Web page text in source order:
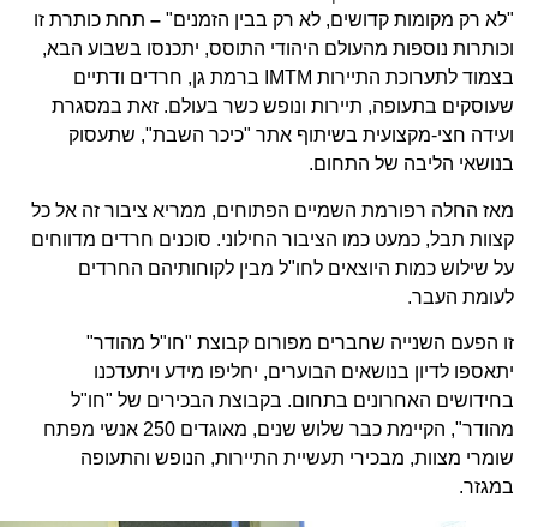
"לא רק מקומות קדושים, לא רק בבין הזמנים"–תחת כותרת זו
וכותרות נוספות מהעולם היהודי התוסס, יתכנסו בשבוע הבא,
בצמוד לתערוכת התיירות IMTM ברמת גן, חרדים ודתיים
שעוסקים בתעופה, תיירות ונופש כשר בעולם. זאת במסגרת
ועידה חצי-מקצועית בשיתוף אתר "כיכר השבת", שתעסוק
בנושאי הליבה של התחום.
מאז החלה רפורמת השמיים הפתוחים, ממריא ציבור זה אל כל
קצוות תבל, כמעט כמו הציבור החילוני. סוכנים חרדים מדווחים
על שילוש כמות היוצאים לחו"ל מבין לקוחותיהם החרדים
לעומת העבר.
זו הפעם השנייה שחברים מפורום קבוצת "חו"ל מהודר"
יתאספו לדיון בנושאים הבוערים, יחליפו מידע ויתעדכנו
בחידושים האחרונים בתחום. בקבוצת הבכירים של "חו"ל
מהודר", הקיימת כבר שלוש שנים, מאוגדים 250 אנשי מפתח
שומרי מצוות, מבכירי תעשיית התיירות, הנופש והתעופה
במגזר.